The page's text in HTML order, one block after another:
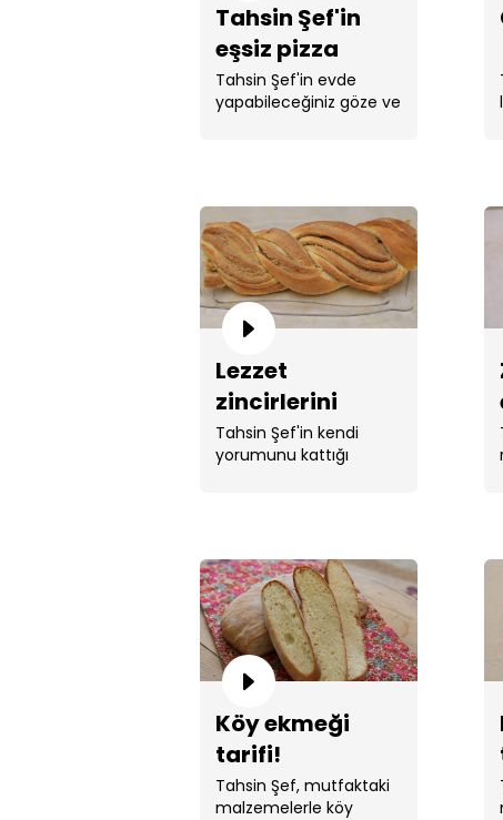
Tahsin Şef'in
eşsiz pizza
tarifi!
Tahsin Şef'in evde
yapabileceğiniz göze ve
Lezzet
zincirlerini
kıracak bir tarif:
tahinli örgü
Tahsin Şef'in kendi
yorumunu kattığı
Köy ekmeği
tarifi!
Tahsin Şef, mutfaktaki
malzemelerle köy